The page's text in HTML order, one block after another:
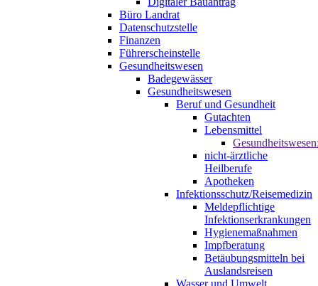
Büro Landrat
Datenschutzstelle
Finanzen
Führerscheinstelle
Gesundheitswesen
Badegewässer
Gesundheitswesen
Beruf und Gesundheit
Gutachten
Lebensmittel
nicht-ärztliche
Heilberufe
Apotheken
Infektionsschutz/Reisemedizin
Meldepflichtige
Infektionserkrankungen
Hygienemaßnahmen
Impfberatung
Betäubungsmitteln bei
Auslandsreisen
Wasser und Umwelt